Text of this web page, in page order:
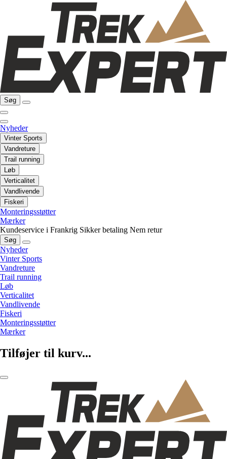
Søg
Nyheder
Vinter Sports
Vandreture
Trail running
Løb
Verticalitet
Vandlivende
Fiskeri
Monteringsstøtter
Mærker
Kundeservice i Frankrig Sikker betaling Nem retur
Søg
Nyheder
Vinter Sports
Vandreture
Trail running
Løb
Verticalitet
Vandlivende
Fiskeri
Monteringsstøtter
Mærker
Tilføjer til kurv...